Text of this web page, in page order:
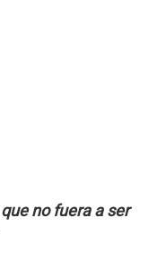
no fuera a ser